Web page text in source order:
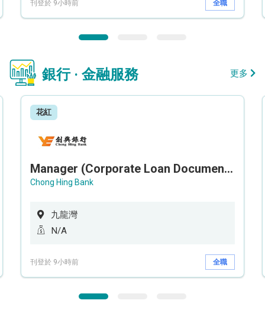
刊登於 9小時前 全職
銀行 · 金融服務 更多
花紅
Manager (Corporate Loan Documentation) - Credit Administration Department
Chong Hing Bank
九龍灣
N/A
刊登於 9小時前 全職